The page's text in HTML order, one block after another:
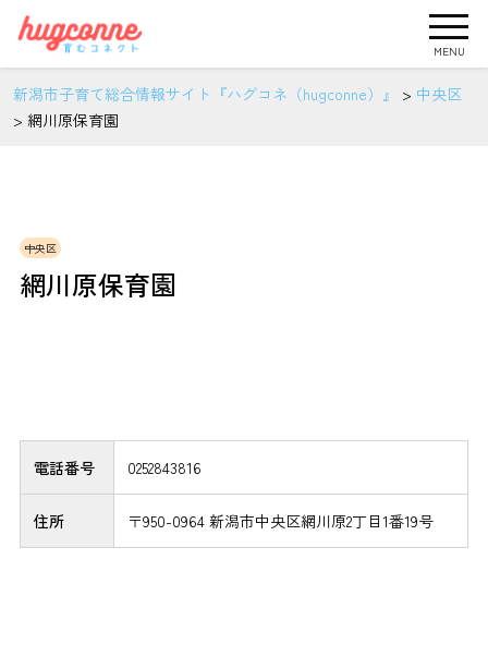
MENU
新潟市子育て総合情報サイト『ハグコネ（hugconne）』 > 中央区
> 網川原保育園
中央区
網川原保育園
電話番号 0252843816
住所 〒950-0964 新潟市中央区網川原2丁目1番19号